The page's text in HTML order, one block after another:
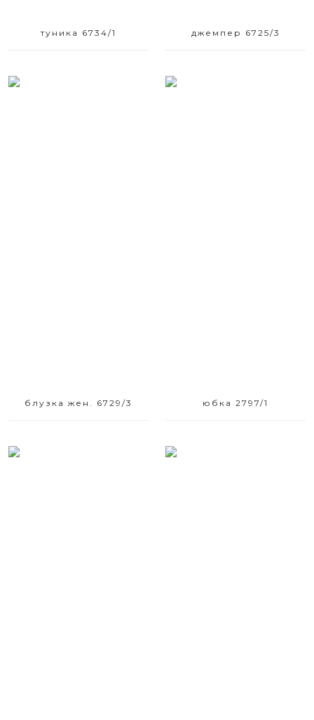
туника 6734/1 джемпер 6725/3
блузка жен. 6729/3 юбка 2797/1